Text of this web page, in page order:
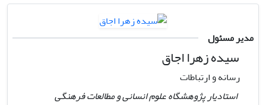
مدیر مسئول
سیده زهرا اجاق
رسانه و ارتباطات
استادیار پژوهشگاه علوم انسانی و مطالعات فرهنگی